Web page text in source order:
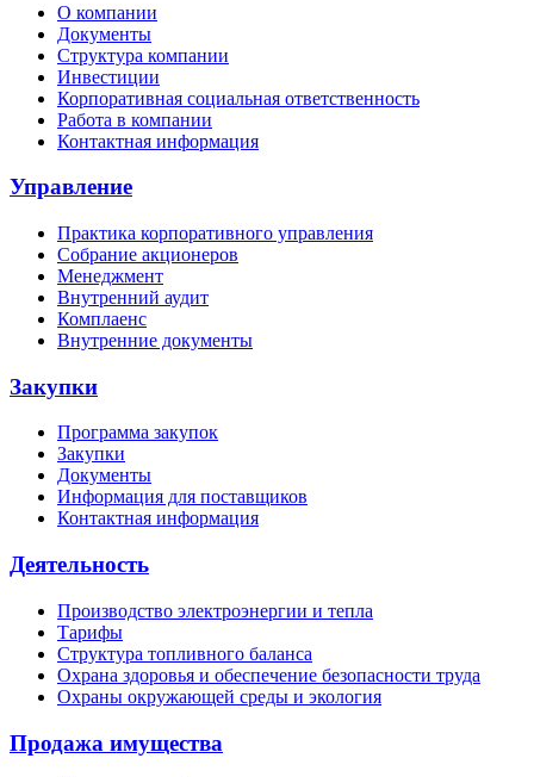
О компании
Документы
Структура компании
Инвестиции
Корпоративная социальная ответственность
Работа в компании
Контактная информация
Управление
Практика корпоративного управления
Собрание акционеров
Менеджмент
Внутренний аудит
Комплаенс
Внутренние документы
Закупки
Программа закупок
Закупки
Документы
Информация для поставщиков
Контактная информация
Деятельность
Производство электроэнергии и тепла
Тарифы
Структура топливного баланса
Охрана здоровья и обеспечение безопасности труда
Охраны окружающей среды и экология
Продажа имущества